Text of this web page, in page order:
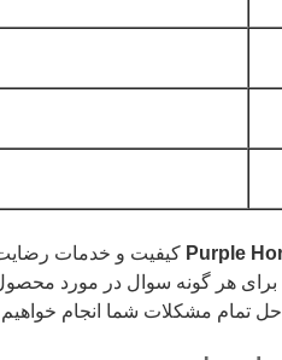
هر گونه سوال در مورد محصول
تمام مشکلات شما انجام خواهیم